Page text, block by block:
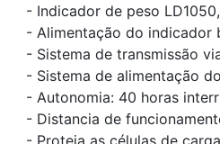
- Indicador de peso
- Alimentação do indicador
- Sistema de transmissão
- Sistema de alimentação
- Autonomia: 40 horas
- Distancia de
- Proteja as células de